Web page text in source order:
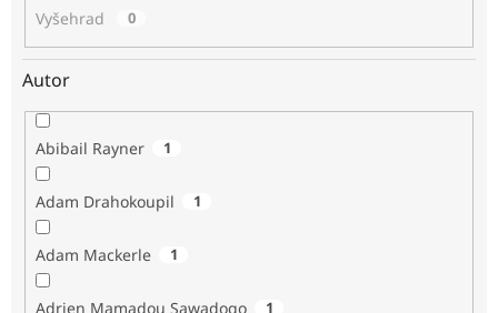
Vyšehrad 0
Autor
Abibail Rayner 1
Adam Drahokoupil 1
Adam Mackerle 1
Adrien Mamadou Sawadogo 1